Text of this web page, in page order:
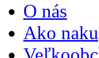
O nás
Ako